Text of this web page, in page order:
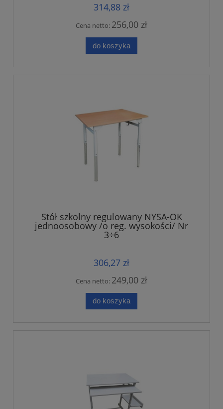
314,88 zł
Cena netto: 256,00 zł
do koszyka
Stół szkolny regulowany NYSA-OK
jednoosobowy /o reg. wysokości/ Nr
3÷6
306,27 zł
Cena netto: 249,00 zł
do koszyka